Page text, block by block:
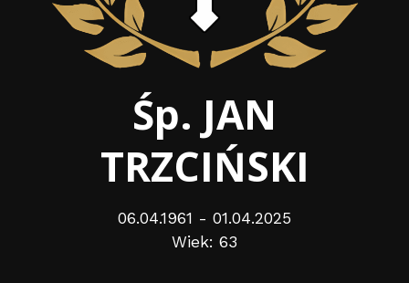
Śp. JAN
TRZCIŃSKI
06.04.1961 - 01.04.2025
Wiek: 63